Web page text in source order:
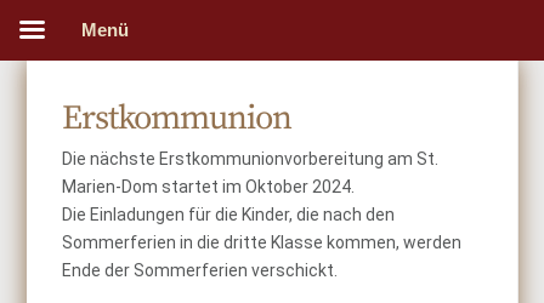
Erstkommunion
Die nächste Erstkommunionvorbereitung am St.
Marien-Dom startet im Oktober 2024.
Die Einladungen für die Kinder, die nach den
Sommerferien in die dritte Klasse kommen, werden
Ende der Sommerferien verschickt.
Menü